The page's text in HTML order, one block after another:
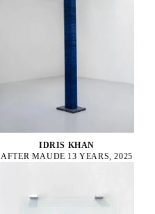
IDRIS KHAN
AFTER MAUDE 13 YEARS, 2025